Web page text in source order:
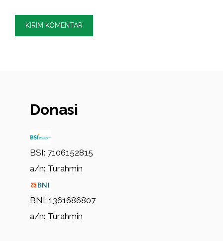
Donasi
BSI: 7106152815
a/n: Turahmin
BNI: 1361686807
a/n: Turahmin